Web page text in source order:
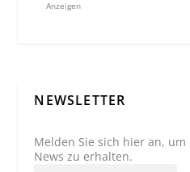
Anzeigen
NEWSLETTER
Melden Sie sich hier an,
News zu erhalten.